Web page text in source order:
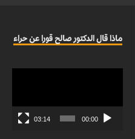
ماذا قال الدكتور صالح قورا عن حراء
00:00
03:14